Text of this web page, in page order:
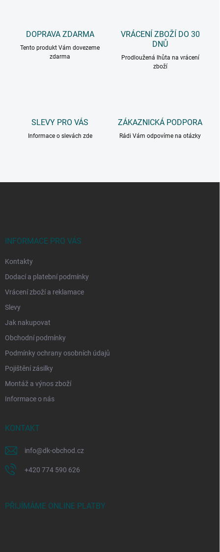
DOPRAVA ZDARMA
Tento produkt Vám dovezeme
zdarma
VRÁCENÍ ZBOŽÍ DO 30
DNŮ
Prodloužená lhůta na vrácení
zboží
SLEVY PRO VÁS
Informace o slevách zde
ZÁKAZNICKÁ PODPORA
Rádi Vám odpovíme na otázky
INFORMACE PRO VÁS
Kontakty
Dodací a platební podmínky
Vrácení zboží a reklamace
Slevy
Jak nakupovat
Obchodní podmínky
Podmínky ochrany osobních údajů
Pojištění zásilky
Montáž a výnos zboží
Informace o nás
KONTAKT
info@dk-obchod.cz
+420 774 590 626
PŘIJÍMÁME ONLINE PLATBY